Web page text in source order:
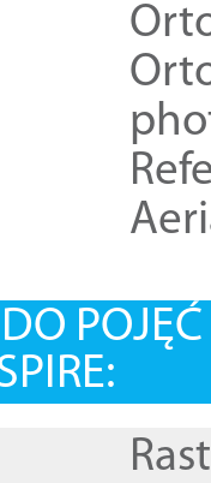
DO